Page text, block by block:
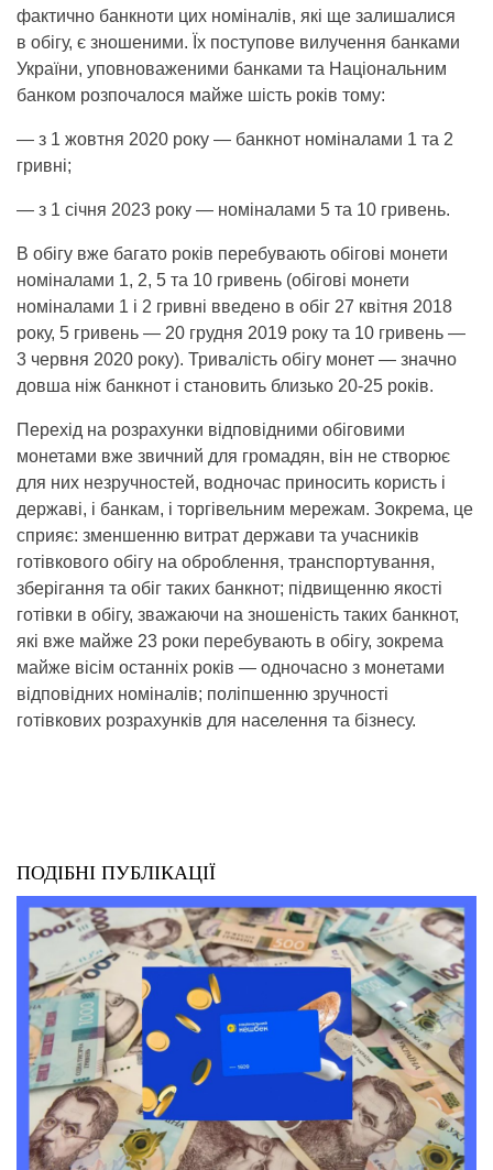
фактично банкноти цих номіналів, які ще залишалися
в обігу, є зношеними. Їх поступове вилучення банками
України, уповноваженими банками та Національним
банком розпочалося майже шість років тому:
— з 1 жовтня 2020 року — банкнот номіналами 1 та 2
гривні;
— з 1 січня 2023 року — номіналами 5 та 10 гривень.
В обігу вже багато років перебувають обігові монети
номіналами 1, 2, 5 та 10 гривень (обігові монети
номіналами 1 і 2 гривні введено в обіг 27 квітня 2018
року, 5 гривень — 20 грудня 2019 року та 10 гривень —
3 червня 2020 року). Тривалість обігу монет — значно
довша ніж банкнот і становить близько 20-25 років.
Перехід на розрахунки відповідними обіговими
монетами вже звичний для громадян, він не створює
для них незручностей, водночас приносить користь і
державі, і банкам, і торгівельним мережам. Зокрема, це
сприяє: зменшенню витрат держави та учасників
готівкового обігу на оброблення, транспортування,
зберігання та обіг таких банкнот; підвищенню якості
готівки в обігу, зважаючи на зношеність таких банкнот,
які вже майже 23 роки перебувають в обігу, зокрема
майже вісім останніх років — одночасно з монетами
відповідних номіналів; поліпшенню зручності
готівкових розрахунків для населення та бізнесу.
ПОДІБНІ ПУБЛІКАЦІЇ